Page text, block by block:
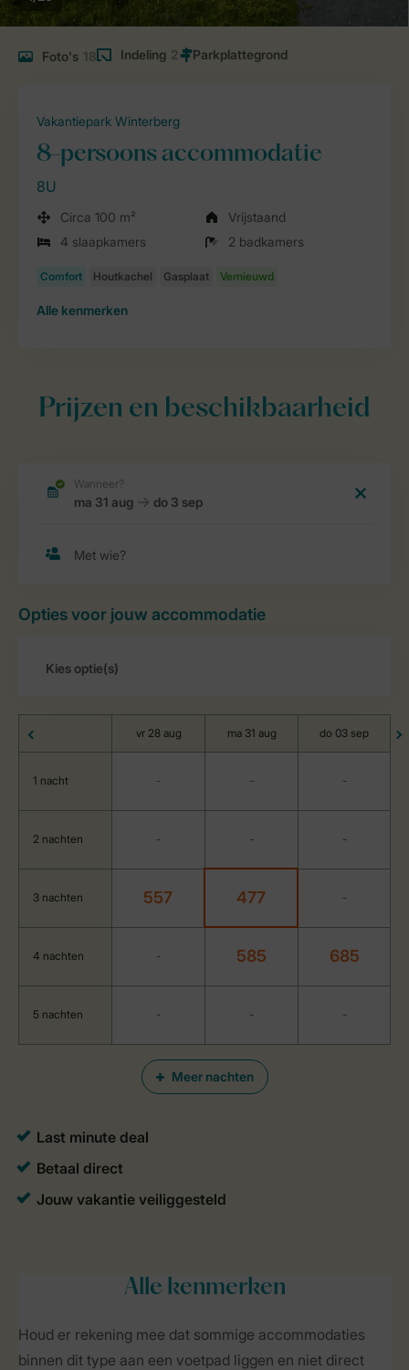
Foto's 18 Indeling 2
Vakantiepark Winterberg
8-persoons accommodatie
8U
Circa 100 m²
Vrijstaand
4 slaapkamers
2 badkamers
Alle kenmerken
Prijzen en beschikbaarheid
Opties voor jouw accommodatie
Meer nachten
vr 28 aug ma 31 aug do 03 sep
1 nacht - - -
2 nachten - - -
3 nachten 557 477 -
4 nachten - 585 685
5 nachten - - -
Alle kenmerken
Houd er rekening mee dat sommige accommodaties
binnen dit type aan een voetpad liggen en niet direct